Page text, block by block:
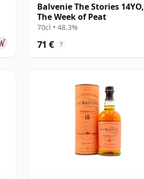
Balvenie The Stories 14YO,
The Week of Peat
70cl • 48.3%
71 € ?